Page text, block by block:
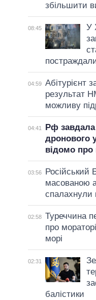
збільшити
08:45
У
04:59 Абітурієнт
результат
можливу
04:41
Рф завдала
дронового
відомо про
03:56
Російський
масованою
спалахнули
02:58 Туреччина
про
морі
02:31
балістики